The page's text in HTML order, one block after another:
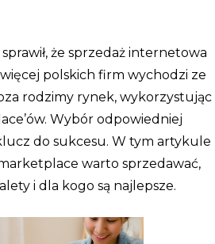
że sprzedaż internetowa
polskich firm wychodzi ze
rodzimy rynek, wykorzystując
Wybór odpowiedniej
do sukcesu. W tym artykule
warto sprzedawać,
i dla kogo są najlepsze.